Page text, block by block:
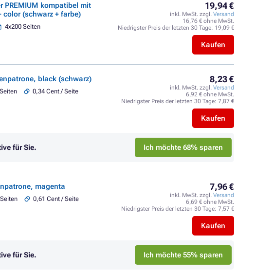
PREMIUM kompatibel mit
color (schwarz + farbe)
4x200 Seiten
19,94 €
inkl. MwSt. zzgl. Versand
16,76 € ohne MwSt.
Niedrigster Preis der letzten 30 Tage: 19,09 €
Kaufen
black (schwarz)
0,34 Cent / Seite
8,23 €
inkl. MwSt. zzgl. Versand
6,92 € ohne MwSt.
Niedrigster Preis der letzten 30 Tage: 7,87 €
Kaufen
für Sie. Ich möchte 68% sparen
magenta
0,61 Cent / Seite
7,96 €
inkl. MwSt. zzgl. Versand
6,69 € ohne MwSt.
Niedrigster Preis der letzten 30 Tage: 7,57 €
Kaufen
für Sie. Ich möchte 55% sparen